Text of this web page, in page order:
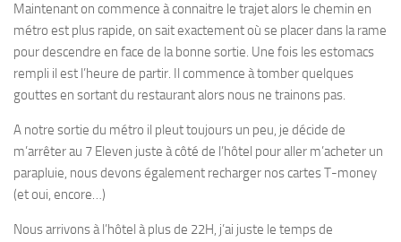
Maintenant on commence à connaitre le trajet alors le chemin en
métro est plus rapide, on sait exactement où se placer dans la rame
pour descendre en face de la bonne sortie. Une fois les estomacs
rempli il est l’heure de partir. Il commence à tomber quelques
gouttes en sortant du restaurant alors nous ne trainons pas.
A notre sortie du métro il pleut toujours un peu, je décide de
m’arrêter au 7 Eleven juste à côté de l’hôtel pour aller m’acheter un
parapluie, nous devons également recharger nos cartes T-money
(et oui, encore…)
Nous arrivons à l’hôtel à plus de 22H, j’ai juste le temps de